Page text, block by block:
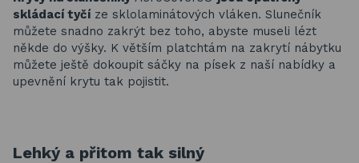
skládací tyčí ze sklolaminátových vláken. Slunečník
můžete snadno zakrýt bez toho, abyste museli lézt
někde do výšky. K větším platchtám na zakrytí nábytku
můžete ještě dokoupit sáčky na písek z naší nabídky a
upevnění krytu tak pojistit.
Lehký a přitom tak silný